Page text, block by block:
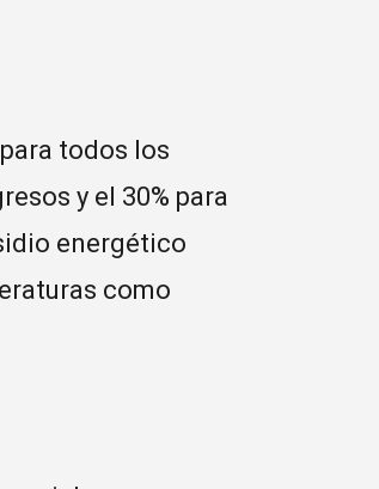
todos los
y el 30% para
energético
como